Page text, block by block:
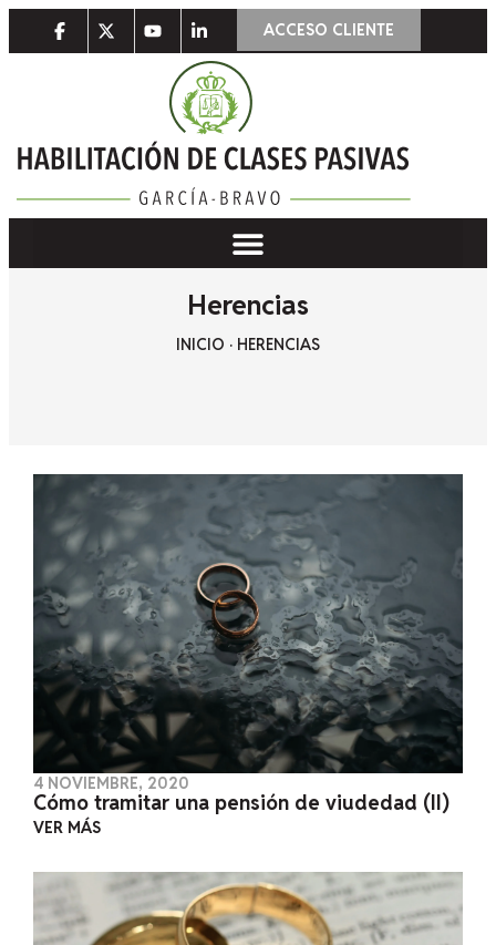
ACCESO CLIENTE
Herencias
INICIO · HERENCIAS
4 NOVIEMBRE, 2020
Cómo tramitar una pensión de viudedad (II)
VER MÁS